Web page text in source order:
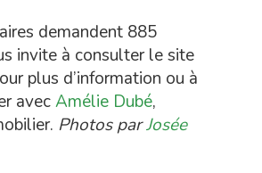
demandent 885
invite à consulter le site
plus d’information ou à
avecAmélie Dubé,
Photos parJosée